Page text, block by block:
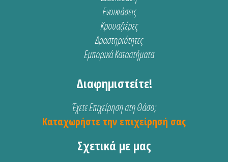
Ενοικιάσεις
Κρουαζιέρες
Δραστηριότητες
Εμπορικά Καταστήματα
Διαφημιστείτε!
Έχετε Επιχείρηση στη Θάσο;
Καταχωρήστε την επιχείρησή σας
Σχετικά με μας